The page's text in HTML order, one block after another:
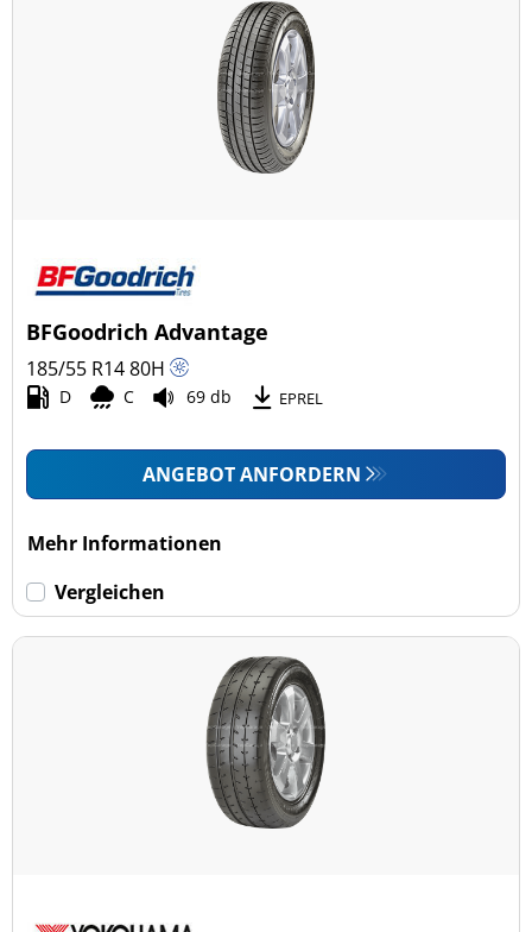
BFGoodrich Advantage
185/55 R1480H
D C 69 db EPREL
ANGEBOT ANFORDERN
Mehr Informationen
Vergleichen